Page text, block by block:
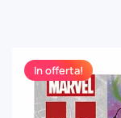
In offerta!